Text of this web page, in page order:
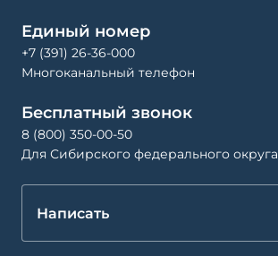
Единый номер
+7 (391) 26-36-000
Многоканальный телефон
Бесплатный звонок
8 (800) 350-00-50
Для Сибирского федерального округа
Написать